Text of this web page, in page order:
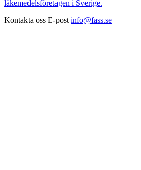
läkemedelsföretagen i Sverige.
Kontakta oss E-post info@fass.se